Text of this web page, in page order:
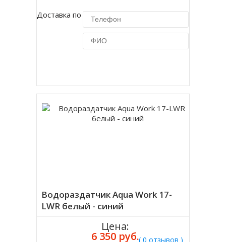
Доставка по Москве 450 руб.
Водораздатчик Aqua Work 17-
LWR белый - синий
( 0 отзывов )
Цена:
6 350 руб.